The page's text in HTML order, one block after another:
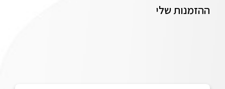
ההזמנות שלי